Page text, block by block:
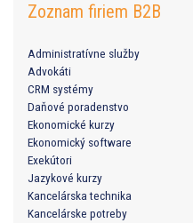
Zoznam firiem B2B
Administratívne služby
Advokáti
CRM systémy
Daňové poradenstvo
Ekonomické kurzy
Ekonomický software
Exekútori
Jazykové kurzy
Kancelárska technika
Kancelárske potreby